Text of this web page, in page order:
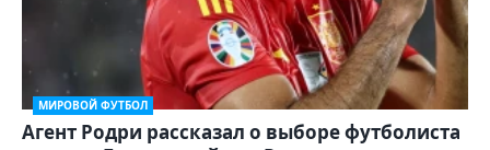
МИРОВОЙ ФУТБОЛ
Агент Родри рассказал о выборе футболиста